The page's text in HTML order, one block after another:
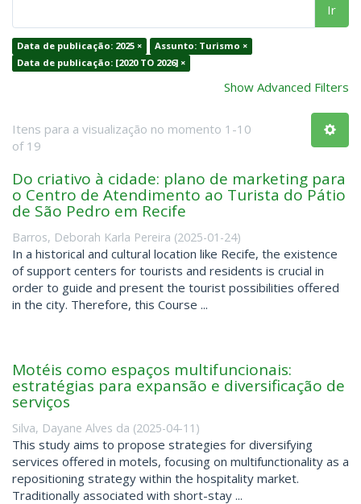
Ir
Data de publicação: 2025 ×
Assunto: Turismo ×
Data de publicação: [2020 TO 2026] ×
Show Advanced Filters
Itens para a visualização no momento 1-10
of 19
Do criativo à cidade: plano de marketing para
o Centro de Atendimento ao Turista do Pátio
de São Pedro em Recife
Barros, Deborah Karla Pereira (2025-01-24)
In a historical and cultural location like Recife, the existence
of support centers for tourists and residents is crucial in
order to guide and present the tourist possibilities offered
in the city. Therefore, this Course ...
Motéis como espaços multifuncionais:
estratégias para expansão e diversificação de
serviços
Silva, Dayane Alves da (2025-04-11 )
This study aims to propose strategies for diversifying
services offered in motels, focusing on multifunctionality as a
repositioning strategy within the hospitality market.
Traditionally associated with short-stay ...